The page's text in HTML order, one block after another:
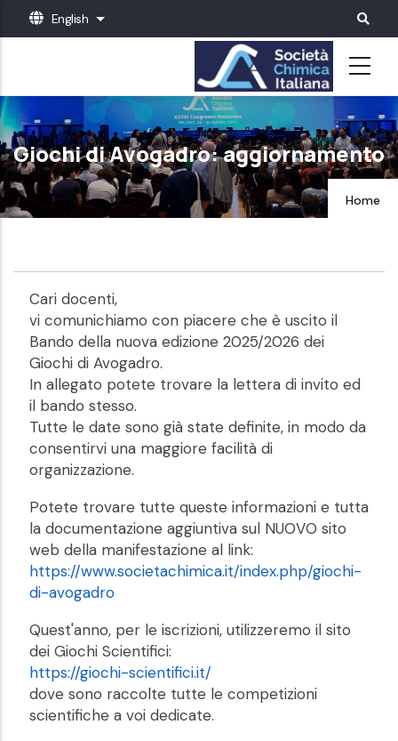
English List additional actions
Giochi di Avogadro: aggiornamento
Home
Cari docenti,
vi comunichiamo con piacere che è uscito il
Bando della nuova edizione 2025/2026 dei
Giochi di Avogadro.
In allegato potete trovare la lettera di invito ed
il bando stesso.
Tutte le date sono già state definite, in modo da
consentirvi una maggiore facilità di
organizzazione.
Potete trovare tutte queste informazioni e tutta
la documentazione aggiuntiva sul NUOVO sito
web della manifestazione al link:
https://www.societachimica.it/index.php/giochi-
di-avogadro
Quest'anno, per le iscrizioni, utilizzeremo il sito
dei Giochi Scientifici:
https://giochi-scientifici.it/
dove sono raccolte tutte le competizioni
scientifiche a voi dedicate.